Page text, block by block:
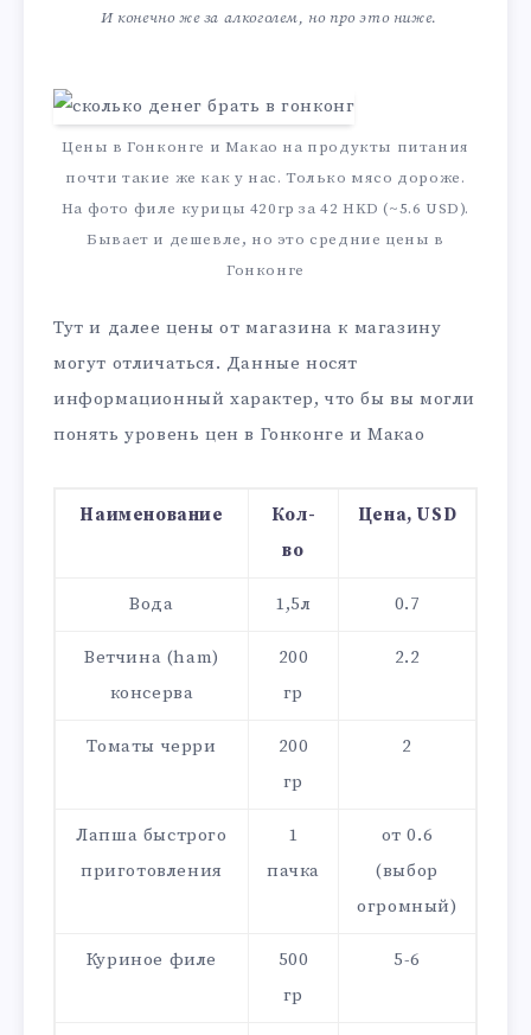
И конечно же за алкоголем, но про это ниже.
Цены в Гонконге и Макао на продукты питания
почти такие же как у нас. Только мясо дороже.
На фото филе курицы 420гр за 42 HKD (~5.6 USD).
Бывает и дешевле, но это средние цены в
Гонконге
Тут и далее цены от магазина к магазину
могут отличаться. Данные носят
информационный характер, что бы вы могли
понять уровень цен в Гонконге и Макао
Наименование
Кол-
во
Цена, USD
Вода 1,5л 0.7
Ветчина (ham)
консерва
200
гр
2.2
Томаты черри
200
гр
2
Лапша быстрого
приготовления
1
пачка
от 0.6
(выбор
огромный)
Куриное филе
500
гр
5-6